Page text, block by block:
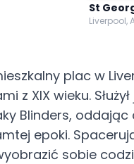
St
Liverpool,
plac w
z XIX wieku.
Blinders,
epoki.
sobie